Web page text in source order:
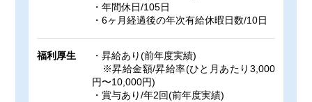
・年間休日/105日
・6ヶ月経過後の年次有給休暇日数/10日
福利厚生
・昇給あり(前年度実績)
※昇給金額/昇給率(ひと月あたり3,000
円〜10,000円)
・賞与あり/年2回(前年度実績)